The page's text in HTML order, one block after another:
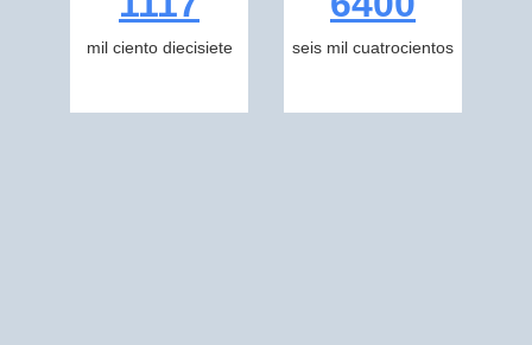
mil ciento diecisiete seis mil cuatrocientos